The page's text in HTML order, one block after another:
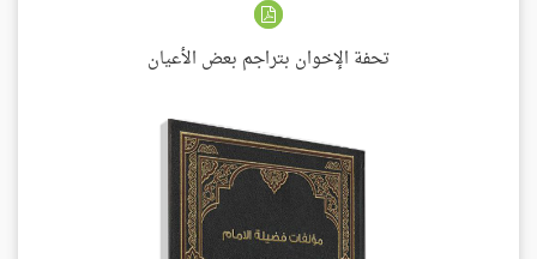
تحفة الإخوان بتراجم بعض الأعيان